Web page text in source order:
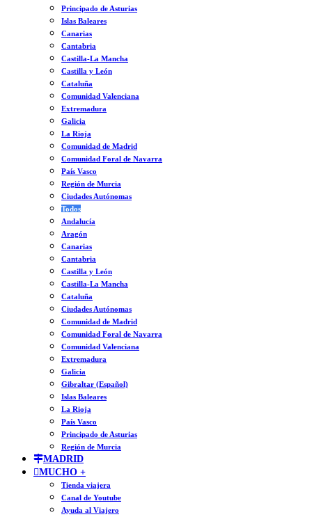
Principado de Asturias
Islas Baleares
Canarias
Cantabria
Castilla-La Mancha
Castilla y León
Cataluña
Comunidad Valenciana
Extremadura
Galicia
La Rioja
Comunidad de Madrid
Comunidad Foral de Navarra
País Vasco
Región de Murcia
Ciudades Autónomas
Todos
Andalucía
Aragón
Canarias
Cantabria
Castilla y León
Castilla-La Mancha
Cataluña
Ciudades Autónomas
Comunidad de Madrid
Comunidad Foral de Navarra
Comunidad Valenciana
Extremadura
Galicia
Gibraltar (Español)
Islas Baleares
La Rioja
País Vasco
Principado de Asturias
Región de Murcia
MADRID
MUCHO +
Tienda viajera
Canal de Youtube
Ayuda al Viajero